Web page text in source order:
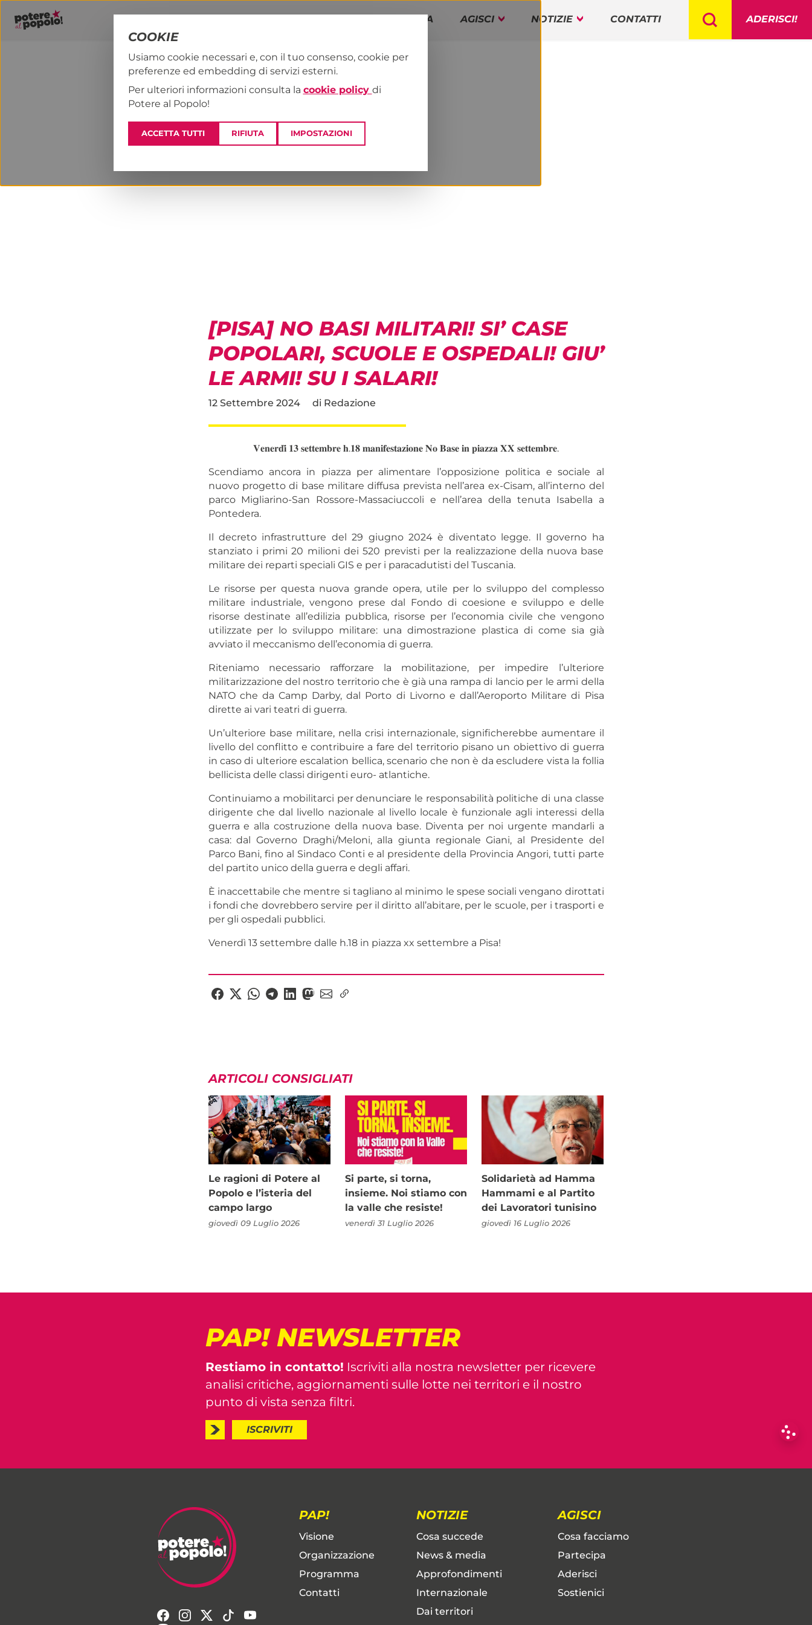
PROGRAMMA AGISCI NOTIZIE CONTATTI ADERISCI!
PAP! NOTIZIE DAI TERRITORI
[PISA] NO BASI MILITARI! SI’ CASE
POPOLARI, SCUOLE E OSPEDALI! GIU’
LE ARMI! SU I SALARI!
12 Settembre 2024 di Redazione
𝐕𝐞𝐧𝐞𝐫𝐝𝐢̀ 𝟏𝟑 𝐬𝐞𝐭𝐭𝐞𝐦𝐛𝐫𝐞 𝐡.𝟏𝟖 𝐦𝐚𝐧𝐢𝐟𝐞𝐬𝐭𝐚𝐳𝐢𝐨𝐧𝐞 𝐍𝐨 𝐁𝐚𝐬𝐞 𝐢𝐧 𝐩𝐢𝐚𝐳𝐳𝐚 𝐗𝐗 𝐬𝐞𝐭𝐭𝐞𝐦𝐛𝐫𝐞.
Scendiamo ancora in piazza per alimentare l’opposizione politica e sociale al
nuovo progetto di base militare diffusa prevista nell’area ex-Cisam, all’interno del
parco Migliarino-San Rossore-Massaciuccoli e nell’area della tenuta Isabella a
Pontedera.
Il decreto infrastrutture del 29 giugno 2024 è diventato legge. Il governo ha
stanziato i primi 20 milioni dei 520 previsti per la realizzazione della nuova base
militare dei reparti speciali GIS e per i paracadutisti del Tuscania.
Le risorse per questa nuova grande opera, utile per lo sviluppo del complesso
militare industriale, vengono prese dal Fondo di coesione e sviluppo e delle
risorse destinate all’edilizia pubblica, risorse per l’economia civile che vengono
utilizzate per lo sviluppo militare: una dimostrazione plastica di come sia già
avviato il meccanismo dell’economia di guerra.
Riteniamo necessario rafforzare la mobilitazione, per impedire l’ulteriore
militarizzazione del nostro territorio che è già una rampa di lancio per le armi della
NATO che da Camp Darby, dal Porto di Livorno e dall’Aeroporto Militare di Pisa
dirette ai vari teatri di guerra.
Un’ulteriore base militare, nella crisi internazionale, significherebbe aumentare il
livello del conflitto e contribuire a fare del territorio pisano un obiettivo di guerra
in caso di ulteriore escalation bellica, scenario che non è da escludere vista la follia
bellicista delle classi dirigenti euro- atlantiche.
Continuiamo a mobilitarci per denunciare le responsabilità politiche di una classe
dirigente che dal livello nazionale al livello locale è funzionale agli interessi della
guerra e alla costruzione della nuova base. Diventa per noi urgente mandarli a
casa: dal Governo Draghi/Meloni, alla giunta regionale Giani, al Presidente del
Parco Bani, fino al Sindaco Conti e al presidente della Provincia Angori, tutti parte
del partito unico della guerra e degli affari.
È inaccettabile che mentre si tagliano al minimo le spese sociali vengano dirottati
i fondi che dovrebbero servire per il diritto all’abitare, per le scuole, per i trasporti e
per gli ospedali pubblici.
Venerdì 13 settembre dalle h.18 in piazza xx settembre a Pisa!
ARTICOLI CONSIGLIATI
Le ragioni di Potere al
Popolo e l’isteria del
campo largo
giovedì 09 Luglio 2026
Si parte, si torna,
insieme. Noi stiamo con
la valle che resiste!
venerdì 31 Luglio 2026
Solidarietà ad Hamma
Hammami e al Partito
dei Lavoratori tunisino
giovedì 16 Luglio 2026
PAP! NEWSLETTER
Restiamo in contatto! Iscriviti alla nostra newsletter per ricevere
analisi critiche, aggiornamenti sulle lotte nei territori e il nostro
punto di vista senza filtri.
ISCRIVITI
PAP!
Visione
Organizzazione
Programma
Contatti
NOTIZIE
Cosa succede
News & media
Approfondimenti
Internazionale
Dai territori
AGISCI
Cosa facciamo
Partecipa
Aderisci
Sostienici
COOKIE
Usiamo cookie necessari e, con il tuo consenso, cookie per
preferenze ed embedding di servizi esterni.
Per ulteriori informazioni consulta la cookie policy di
Potere al Popolo!
ACCETTA TUTTI RIFIUTA IMPOSTAZIONI